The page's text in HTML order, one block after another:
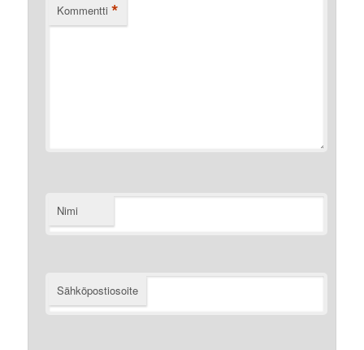
Kommentti *
Nimi
Sähköpostiosoite